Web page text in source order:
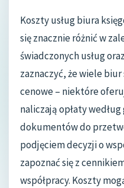
Koszty usług biura
się znacznie różnić w
świadczonych usług
zaznaczyć, że wiele
cenowe – niektóre
naliczają opłaty
dokumentów do
podjęciem decyzji o
zapoznać się z
współpracy. Koszty